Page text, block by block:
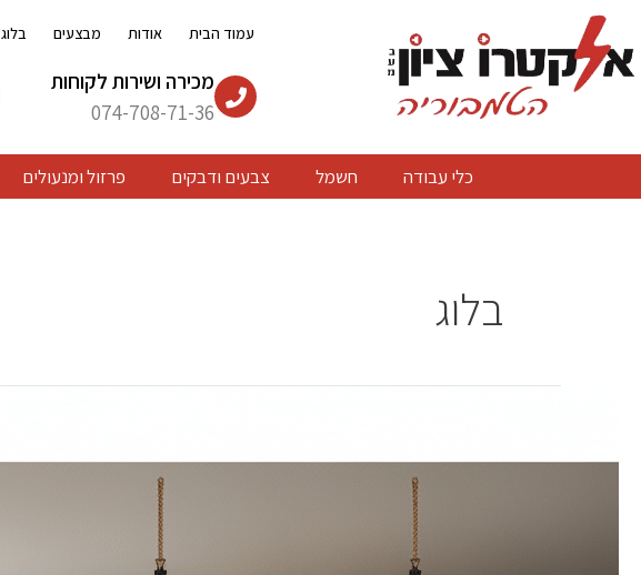
לתוכן
עמוד הבית אודות מבצעים בלוג
מכירה ושירות לקוחות
074-708-71-36
כלי עבודה חשמל צבעים ודבקים פרזול ומנעולים
בלוג
בעיצוב